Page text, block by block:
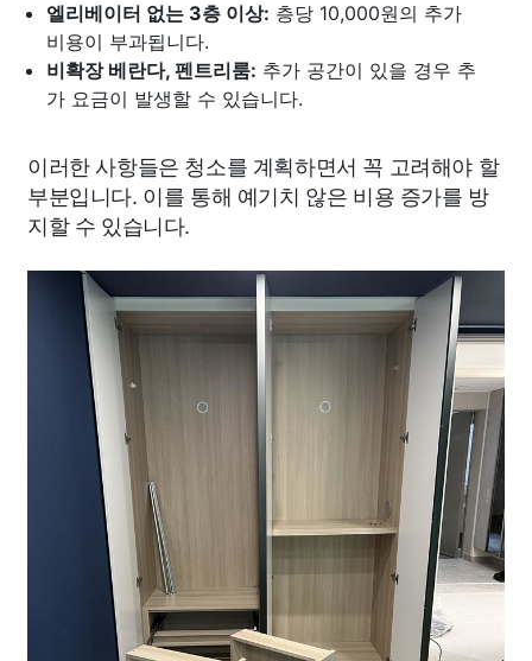
엘리베이터 없는 3층 이상: 층당 10,000원의 추가
비용이 부과됩니다.
비확장 베란다, 펜트리룸: 추가 공간이 있을 경우 추
가 요금이 발생할 수 있습니다.
이러한 사항들은 청소를 계획하면서 꼭 고려해야 할
부분입니다. 이를 통해 예기치 않은 비용 증가를 방
지할 수 있습니다.